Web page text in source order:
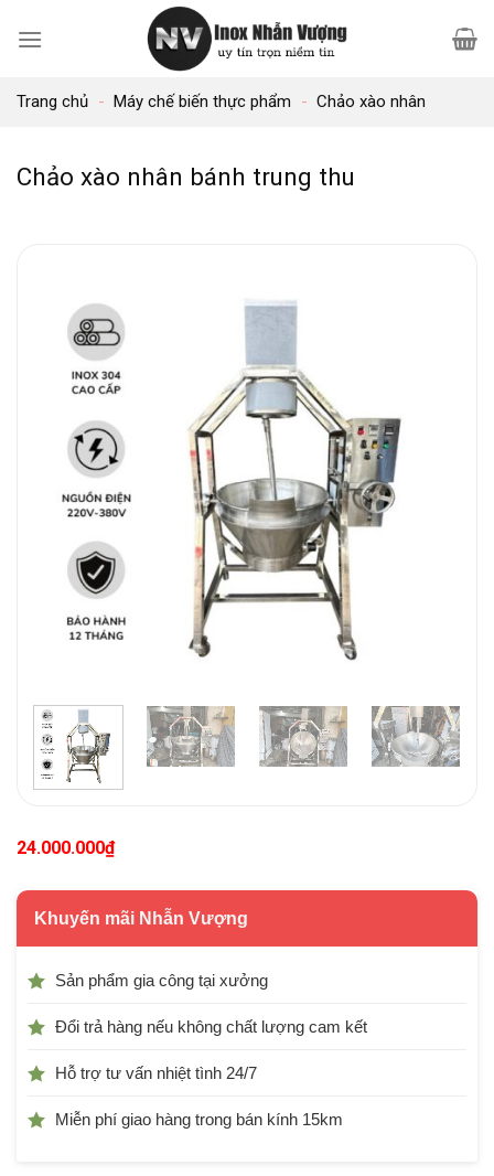
qua
dungTrang chủ - Máy chế biến thực phẩm - Chảo xào nhân
Chảo xào nhân bánh trung thu
24.000.000₫
Khuyến mãi Nhẫn Vượng
Sản phẩm gia công tại xưởng
Đổi trả hàng nếu không chất lượng cam kết
Hỗ trợ tư vấn nhiệt tình 24/7
Miễn phí giao hàng trong bán kính 15km